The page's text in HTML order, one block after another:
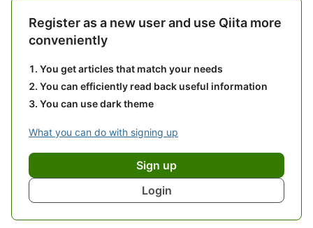
Register as a new user and use Qiita more
conveniently
You get articles that match your needs
You can efficiently read back useful information
You can use dark theme
What you can do with signing up
Sign up
Login